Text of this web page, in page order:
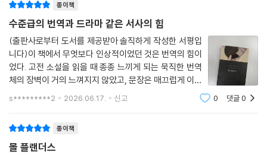
떤 영혼의 소유자도 제대로 이해할 수 없는 곳이었다. 그러나 지옥조차도
세월이 흐르다보면 서서히 자연스러운 곳이 되어가고, 견딜 만한 곳이 되
어가고, 심지어 살기 좋은 곳으로 변해가는 법이다. 이런 사실은, 앞서 말했
듯이 직접 그런 곳을 체험해본 사람이 아니면 도저히 이해할 수 없다.
--- p.417
내가 난생처음으로 진정한 회개의 조짐을 느낀 것이 바로 이때였다. 바로
이때부터 혐오감을 느끼며 내 지난 과거를 되돌아보기 시작한 것이다. 일
일을 새로운 방식으로 본다고 한다. 과연 내게도 모든 일이 그전과 사뭇 다
른 양상으로 보이기 시작했다. 가장 위대하고, 가장 훌륭해 보였던 일이 달
공으로 고무받은데다 경제적 어려움을 타개하려는 의지도 발휘해 소설 창
작에 더욱 몰두하는데, 1720년 이후 정력적으로 쏟아낸 작품들 중 하나가
『몰 플랜더스』다. 당시 유행하던 문학 양식으로 사회 밑바닥 인물들이 등
장하는 ‘악한소설’과 ‘허구적인 범죄자 자서전’을 절묘히 결합해 집필된 이
소설은, 『로빈슨 크루소』와 유사하게 주인공의 타락과 회개, 신의 섭리와
죄의 자각, 영적 각성, 영혼의 재탄생과 보상이라는 패턴을 보인다는 점에
서 역시 당시에 인기를 끈 ‘영적 자서전’의 특징을 띠고 있기도 하다. 이처
체계에 거침없이 도전하며 불리한 여건을 딛고 자립하는 여성상을 제시했
다는 점에서, 『몰 플랜더스』는 도발적이고 획기적이다.
종이책
수준급의 번역과 드라마 같은 서사의 힘
(출판사로부터 도서를 제공받아 솔직하게 작성한 서평입
니다)이 책에서 무엇보다 인상적이었던 것은 번역의 힘이
었다. 고전 소설을 읽을 때 종종 느끼게 되는 묵직한 번역
체의 장벽이 거의 느껴지지 않았고, 문장은 매끄럽게 이어
졌다. 번역가의 힘 덕분에 이 작품은 18세기 영국 소설이
s*********2 2026.06.17. 신고 0 댓글0
종이책
몰 플랜더스